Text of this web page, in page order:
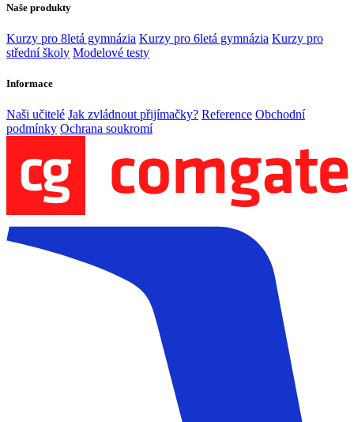
Naše produkty
Kurzy pro 8letá gymnázia Kurzy pro 6letá gymnázia Kurzy pro
střední školy Modelové testy
Informace
Naši učitelé Jak zvládnout přijímačky? Reference Obchodní
podmínky Ochrana soukromí